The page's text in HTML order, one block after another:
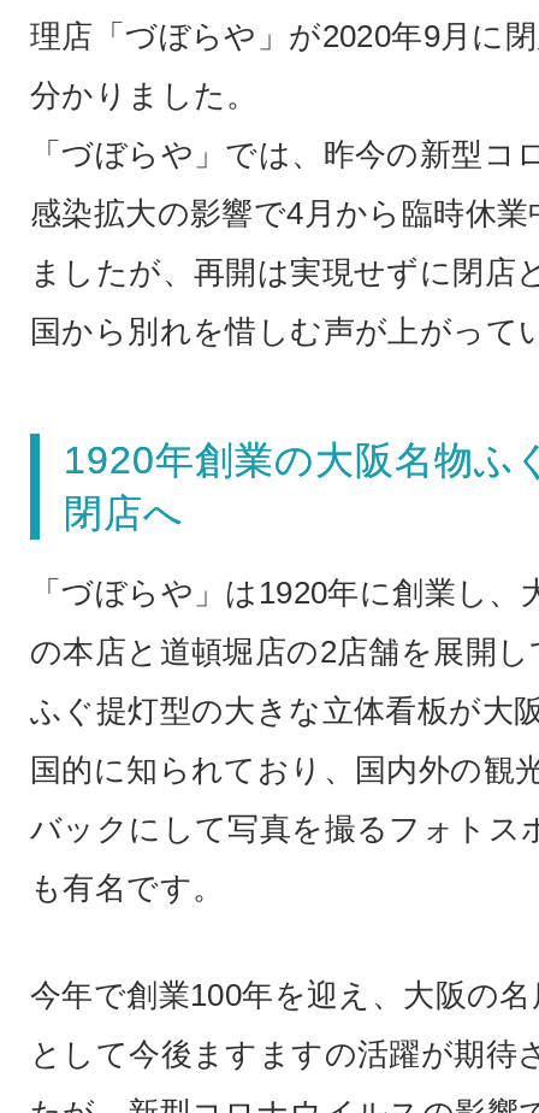
理店「づぼらや」が2020年9月に
分かりました。
「づぼらや」では、昨今の新型コ
感染拡大の影響で4月から臨時休
ましたが、再開は実現せずに閉店
国から別れを惜しむ声が上がって
1920年創業の大阪名物ふ
閉店へ
「づぼらや」は1920年に創業し、
の本店と道頓堀店の2店舗を展開
ふぐ提灯型の大きな立体看板が大
国的に知られており、国内外の観
バックにして写真を撮るフォトス
も有名です。
今年で創業100年を迎え、大阪の
として今後ますますの活躍が期待